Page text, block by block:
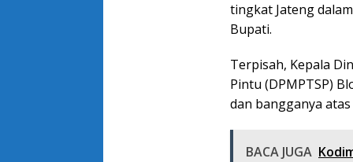
tingkat Jateng
Bupati.
Terpisah, Kepala
Pintu (DPMPTSP)
dan bangganya
BACA JUGA